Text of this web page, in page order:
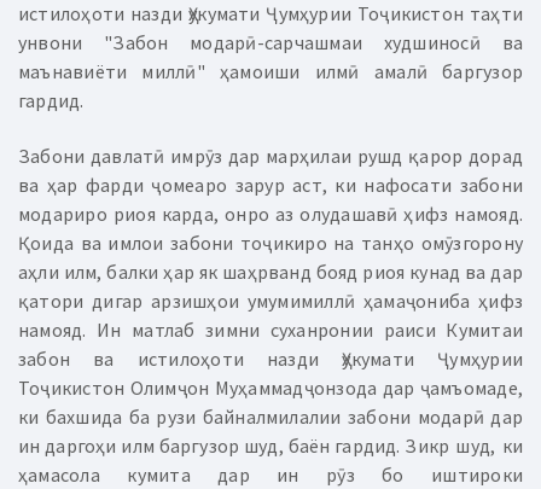
истилоҳоти назди Ҳукумати Ҷумҳурии Тоҷикистон таҳти
унвони "Забон модарӣ-сарчашмаи худшиносӣ ва
маънавиёти миллӣ" ҳамоиши илмӣ амалӣ баргузор
гардид.
Забони давлатӣ имрӯз дар марҳилаи рушд қарор дорад
ва ҳар фарди ҷомеаро зарур аст, ки нафосати забони
модариро риоя карда, онро аз олудашавӣ ҳифз намояд.
Қоида ва имлои забони тоҷикиро на танҳо омӯзгорону
аҳли илм, балки ҳар як шаҳрванд бояд риоя кунад ва дар
қатори дигар арзишҳои умумимиллӣ ҳамаҷониба ҳифз
намояд. Ин матлаб зимни суханронии раиси Кумитаи
забон ва истилоҳоти назди Ҳукумати Ҷумҳурии
Тоҷикистон Олимҷон Муҳаммадҷонзода дар ҷамъомаде,
ки бахшида ба рузи байналмилалии забони модарӣ дар
ин даргоҳи илм баргузор шуд, баён гардид. Зикр шуд, ки
ҳамасола кумита дар ин рӯз бо иштироки